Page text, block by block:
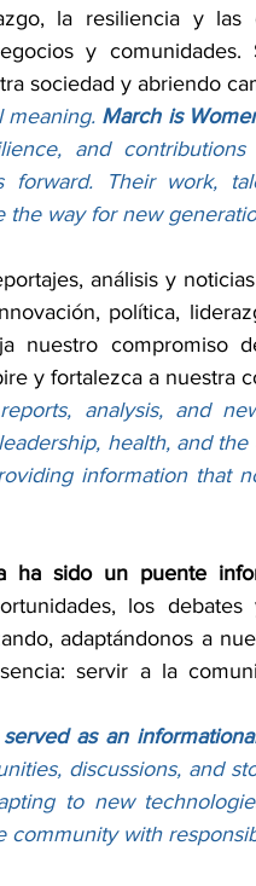
la resiliencia y
y
sociedad y abriendo
meaning. March is
and
forward. Their work,
the way for new
análisis y
política,
nuestro compromiso
y fortalezca a nuestra
analysis, and
health, and
information that
ha sido un puente
los
adaptándonos a
servir a la
as an
discussions, and
to new
community with